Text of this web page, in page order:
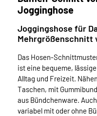
Jogginghose
Joggingshose für
Mehrgrößenschnitt
Das Hosen-
ist eine bequeme,
Alltag und Freizeit.
Taschen, mit
aus Bündchenware.
variabel mit oder ohne